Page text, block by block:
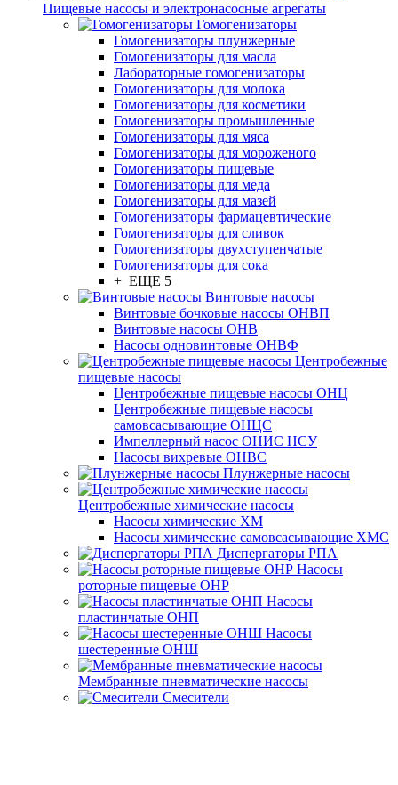
Пищевые насосы и электронасосные агрегаты
Гомогенизаторы
Гомогенизаторы плунжерные
Гомогенизаторы для масла
Лабораторные гомогенизаторы
Гомогенизаторы для молока
Гомогенизаторы для косметики
Гомогенизаторы промышленные
Гомогенизаторы для мяса
Гомогенизаторы для мороженого
Гомогенизаторы пищевые
Гомогенизаторы для меда
Гомогенизаторы для мазей
Гомогенизаторы фармацевтические
Гомогенизаторы для сливок
Гомогенизаторы двухступенчатые
Гомогенизаторы для сока
+ ЕЩЕ 5
Винтовые насосы
Винтовые бочковые насосы ОНВП
Винтовые насосы ОНВ
Насосы одновинтовые ОНВФ
Центробежные
пищевые насосы
Центробежные пищевые насосы ОНЦ
Центробежные пищевые насосы
самовсасывающие ОНЦС
Импеллерный насос ОНИС НСУ
Насосы вихревые ОНВС
Плунжерные насосы
Центробежные химические насосы
Насосы химические ХМ
Насосы химические самовсасывающие ХМС
Диспергаторы РПА
Насосы
роторные пищевые ОНР
Насосы
пластинчатые ОНП
Насосы
шестеренные ОНШ
Мембранные пневматические насосы
Смесители